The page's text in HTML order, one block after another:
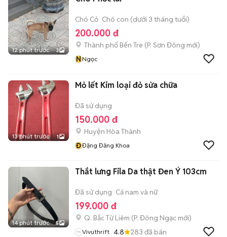
12 phút trước 3
Chó Cỏ Chó con (dưới 3 tháng tuổi)
200.000 đ
Thành phố Bến Tre (P. Sơn Đông mới)
NNgọc
13 phút trước 1
Mỏ lết Kim loại đỏ sửa chữa
Đã sử dụng
150.000 đ
Huyện Hòa Thành
ĐĐặng Đăng Khoa
14 phút trước 5
Thắt lưng Fila Da thật Đen Ý 103cm
Đã sử dụng Cả nam và nữ
199.000 đ
Q. Bắc Từ Liêm (P. Đông Ngạc mới)
Vivuthrift 4.8 283 đã bán